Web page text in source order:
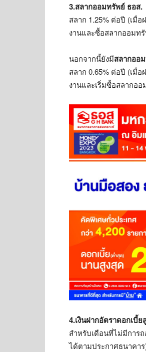
3.สลากออมทรัพย์ ธอส.
สลาก 1.25% ต่อปี (เมื่
งานและซื้อสลากออมท
นอกจากนี้ยังมีสลากออ
สลาก 0.65% ต่อปี (เมื่
งานและเริ่มซื้อสลากอ
4.เงินฝากอัตราดอกเบี้ย
สำหรับเดือนที่ไม่มีการ
ได้ตามประกาศธนาคา